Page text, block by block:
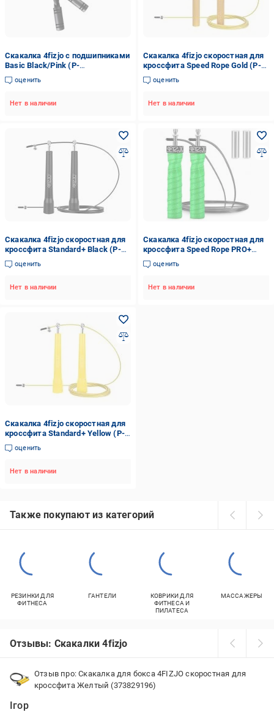
Скакалка 4fizjo с подшипниками
Basic Black/Pink (P-
5907739313140)
оценить
Нет в наличии
Скакалка 4fizjo скоростная для
кроссфита Speed Rope Gold (P-
5907222931158)
оценить
Нет в наличии
Скакалка 4fizjo скоростная для
кроссфита Standard+ Black (P-
5907739311528)
оценить
Нет в наличии
Скакалка 4fizjo скоростная для
кроссфита Speed Rope PRO+
Green (P-5907739313195)
оценить
Нет в наличии
Скакалка 4fizjo скоростная для
кроссфита Standard+ Yellow (P-
5907739311535)
оценить
Нет в наличии
Также покупают из категорий
РЕЗИНКИ ДЛЯ
ФИТНЕСА
ГАНТЕЛИ
КОВРИКИ ДЛЯ
ФИТНЕСА И
ПИЛАТЕСА
МАССАЖЕРЫ
Отзывы: Скакалки 4fizjo
Отзыв про: Скакалка для бокса 4FIZJO скоростная для
кроссфита Желтый (373829196)
Ігор